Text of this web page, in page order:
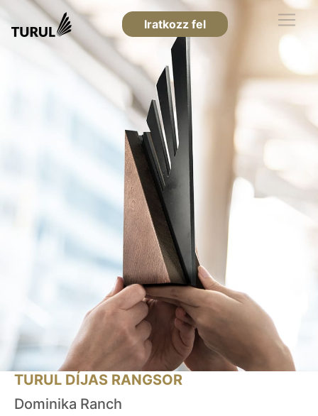
Iratkozz fel
TURUL DÍJAS RANGSOR
Dominika Ranch